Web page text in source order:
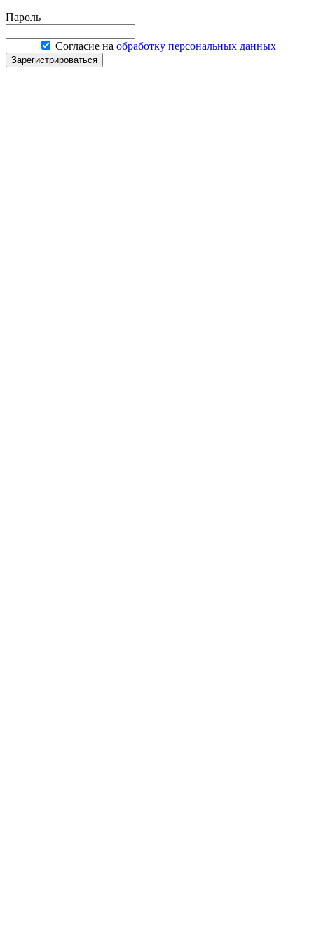
Пароль
Согласие на обработку персональных данных
Зарегистрироваться